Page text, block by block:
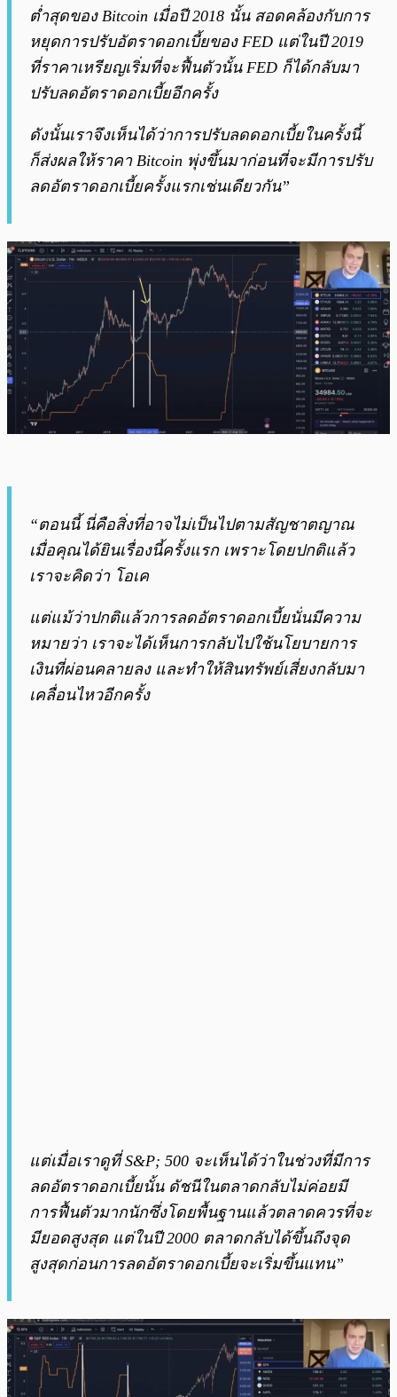
ต่ำสุดของ Bitcoin เมื่อปี 2018 นั้น สอดคล้องกับการ
หยุดการปรับอัตราดอกเบี้ยของ FED แต่ในปี 2019
ที่ราคาเหรียญเริ่มที่จะฟื้นตัวนั้น FED ก็ได้กลับมา
ปรับลดอัตราดอกเบี้ยอีกครั้ง
ดังนั้นเราจึงเห็นได้ว่าการปรับลดดอกเบี้ยในครั้งนี้
ก็ส่งผลให้ราคา Bitcoin พุ่งขึ้นมาก่อนที่จะมีการปรับ
ลดอัตราดอกเบี้ยครั้งแรกเช่นเดียวกัน”
“ตอนนี้ นี่คือสิ่งที่อาจไม่เป็นไปตามสัญชาตญาณ
เมื่อคุณได้ยินเรื่องนี้ครั้งแรก เพราะโดยปกติแล้ว
เราจะคิดว่า โอเค
แต่แม้ว่าปกติแล้วการลดอัตราดอกเบี้ยนั่นมีความ
หมายว่า เราจะได้เห็นการกลับไปใช้นโยบายการ
เงินที่ผ่อนคลายลง และทำให้สินทรัพย์เสี่ยงกลับมา
เคลื่อนไหวอีกครั้ง
แต่เมื่อเราดูที่ S&P; 500 จะเห็นได้ว่าในช่วงที่มีการ
ลดอัตราดอกเบี้ยนั้น ดัชนีในตลาดกลับไม่ค่อยมี
การฟื้นตัวมากนักซึ่งโดยพื้นฐานแล้วตลาดควรที่จะ
มียอดสูงสุด แต่ในปี 2000 ตลาดกลับได้ขึ้นถึงจุด
สูงสุดก่อนการลดอัตราดอกเบี้ยจะเริ่มขึ้นแทน”